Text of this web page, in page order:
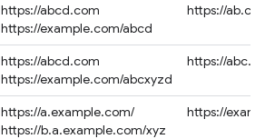
https://abcd.com
https://example.com/abcd
https://
https://abcd.com
https://example.com/abcxyzd
https://
https://a.example.com/
https://b.a.example.com/xyz
https://